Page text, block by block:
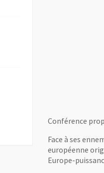
Conférence
Face à ses
européenne
Europe-